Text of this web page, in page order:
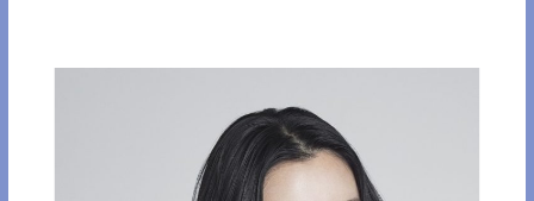
公式ストアで購入する